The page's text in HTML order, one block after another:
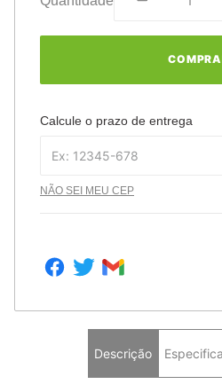
Calcule o prazo de entrega
NÃO SEI MEU CEP
Descrição